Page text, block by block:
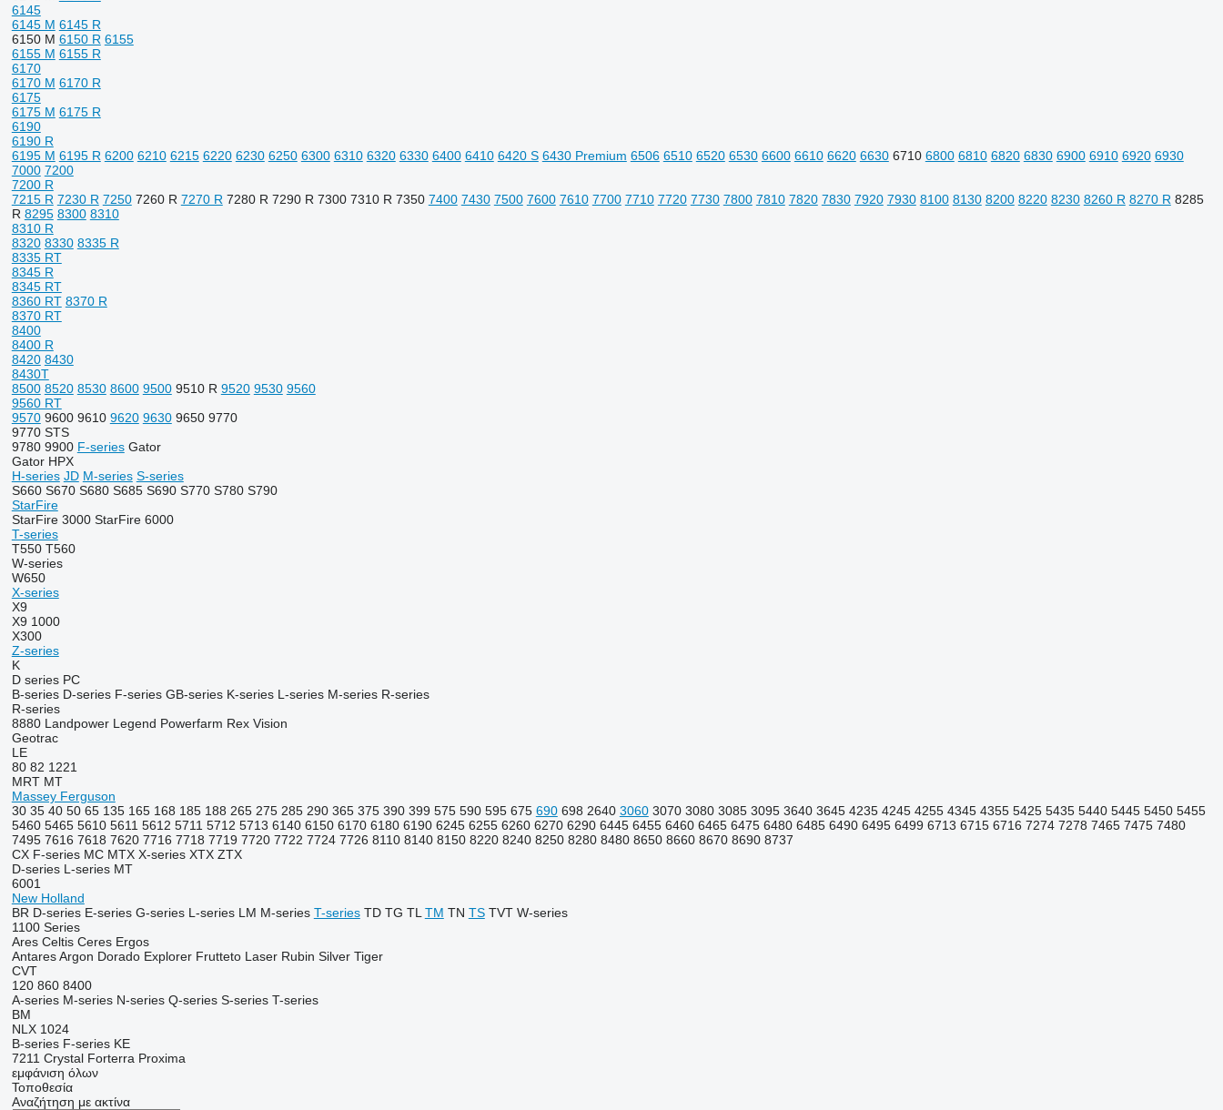
6145
6145 M 6145 R
6150 M 6150 R 6155
6155 M 6155 R
6170
6170 M 6170 R
6175
6175 M 6175 R
6190
6190 R
6195 M 6195 R 6200 6210 6215 6220 6230 6250 6300 6310 6320 6330 6400 6410 6420 S 6430 Premium 6506 6510 6520 6530 6600 6610 6620 6630 6710 6800 6810 6820 6830 6900 6910 6920 6930
7000 7200
7200 R
7215 R 7230 R 7250 7260 R 7270 R 7280 R 7290 R 7300 7310 R 7350 7400 7430 7500 7600 7610 7700 7710 7720 7730 7800 7810 7820 7830 7920 7930 8100 8130 8200 8220 8230 8260 R 8270 R 8285
R 8295 8300 8310
8310 R
8320 8330 8335 R
8335 RT
8345 R
8345 RT
8360 RT 8370 R
8370 RT
8400
8400 R
8420 8430
8430T
8500 8520 8530 8600 9500 9510 R 9520 9530 9560
9560 RT
9570 9600 9610 9620 9630 9650 9770
9770 STS
9780 9900 F-series Gator
Gator HPX
H-series JD M-series S-series
S660 S670 S680 S685 S690 S770 S780 S790
StarFire
StarFire 3000 StarFire 6000
T-series
T550 T560
W-series
W650
X-series
X9
X9 1000
X300
Z-series
K
D series PC
B-series D-series F-series GB-series K-series L-series M-series R-series
R-series
8880 Landpower Legend Powerfarm Rex Vision
Geotrac
LE
80 82 1221
MRT MT
Massey Ferguson
30 35 40 50 65 135 165 168 185 188 265 275 285 290 365 375 390 399 575 590 595 675 690 698 2640 3060 3070 3080 3085 3095 3640 3645 4235 4245 4255 4345 4355 5425 5435 5440 5445 5450 5455
5460 5465 5610 5611 5612 5711 5712 5713 6140 6150 6170 6180 6190 6245 6255 6260 6270 6290 6445 6455 6460 6465 6475 6480 6485 6490 6495 6499 6713 6715 6716 7274 7278 7465 7475 7480
7495 7616 7618 7620 7716 7718 7719 7720 7722 7724 7726 8110 8140 8150 8220 8240 8250 8280 8480 8650 8660 8670 8690 8737
CX F-series MC MTX X-series XTX ZTX
D-series L-series MT
6001
New Holland
BR D-series E-series G-series L-series LM M-series T-series TD TG TL TM TN TS TVT W-series
1100 Series
Ares Celtis Ceres Ergos
Antares Argon Dorado Explorer Frutteto Laser Rubin Silver Tiger
CVT
120 860 8400
A-series M-series N-series Q-series S-series T-series
BM
NLX 1024
B-series F-series KE
7211 Crystal Forterra Proxima
εμφάνιση όλων
Τοποθεσία
Αναζήτηση με ακτίνα